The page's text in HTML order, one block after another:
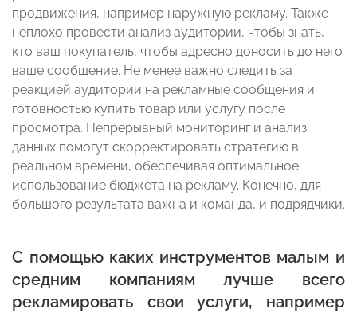
продвижения, например наружную рекламу. Также
неплохо провести анализ аудитории, чтобы знать,
кто ваш покупатель, чтобы адресно доносить до него
ваше сообщение. Не менее важно следить за
реакцией аудитории на рекламные сообщения и
готовностью купить товар или услугу после
просмотра. Непрерывный мониторинг и анализ
данных помогут скорректировать стратегию в
реальном времени, обеспечивая оптимальное
использование бюджета на рекламу. Конечно, для
большого результата важна и команда, и подрядчики.
С помощью каких инструментов малым и
средним компаниям лучше всего
рекламировать свои услуги, например